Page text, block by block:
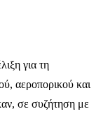
για τη
αεροπορικού και
σε συζήτηση με